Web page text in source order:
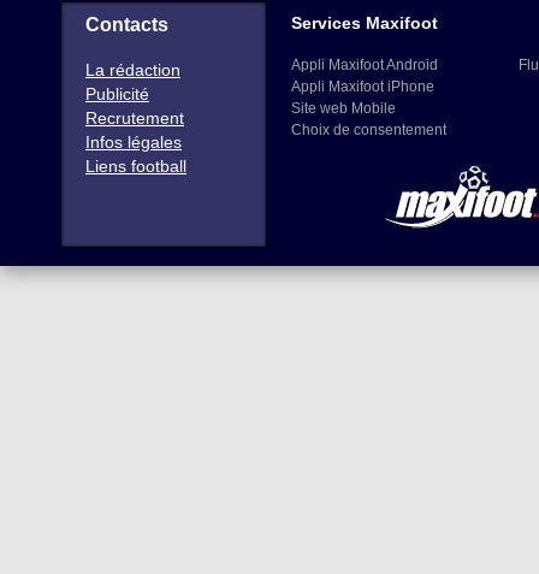
Contacts
La rédaction
Publicité
Recrutement
Infos légales
Liens football
Services Maxifoot
Appli Maxifoot Android
Appli Maxifoot iPhone
Site web Mobile
Choix de consentement